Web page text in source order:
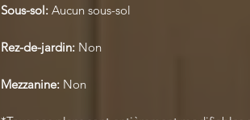
Sous-sol: Aucun sous-sol
Rez-de-jardin: Non
Mezzanine: Non